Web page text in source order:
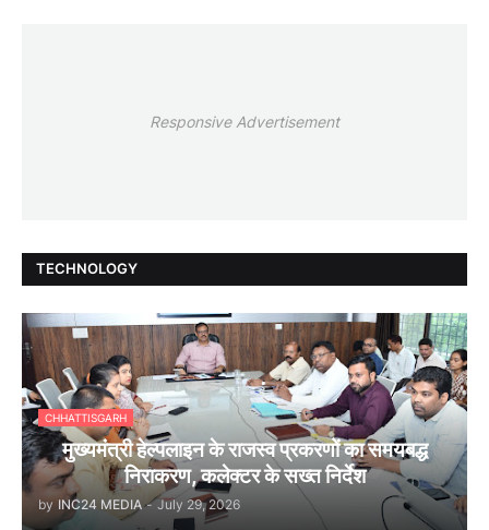
Responsive Advertisement
TECHNOLOGY
CHHATTISGARH
मुख्यमंत्री हेल्पलाइन के राजस्व प्रकरणों का समयबद्ध
निराकरण, कलेक्टर के सख्त निर्देश
by INC24 MEDIA - July 29, 2026